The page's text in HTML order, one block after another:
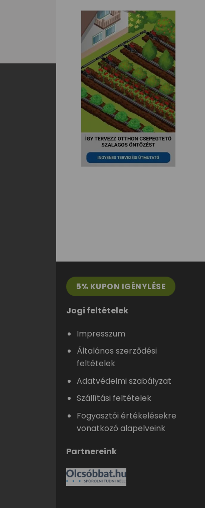
5% KUPON IGÉNYLÉSE
Jogi feltételek
Impresszum
Általános szerződési
feltételek
Adatvédelmi szabályzat
Szállítási feltételek
Fogyasztói értékelésekre
vonatkozó alapelveink
Partnereink